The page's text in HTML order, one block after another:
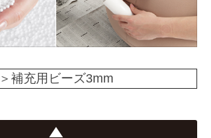
＞補充用ビーズ3mm